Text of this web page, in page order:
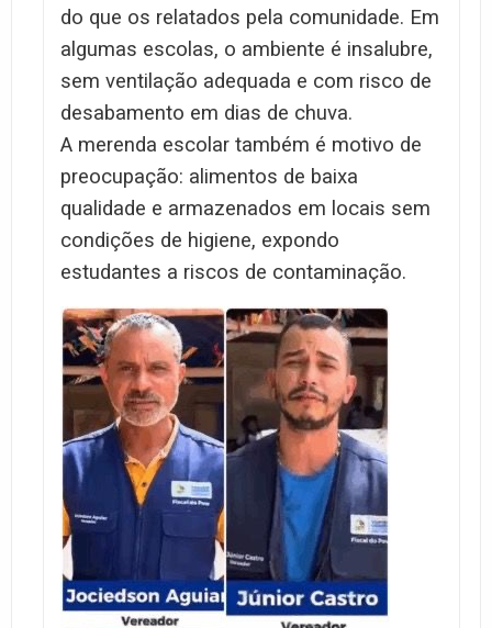
do que os relatados pela comunidade. Em
algumas escolas, o ambiente é insalubre,
sem ventilação adequada e com risco de
desabamento em dias de chuva.
A merenda escolar também é motivo de
preocupação: alimentos de baixa
qualidade e armazenados em locais sem
condições de higiene, expondo
estudantes a riscos de contaminação.